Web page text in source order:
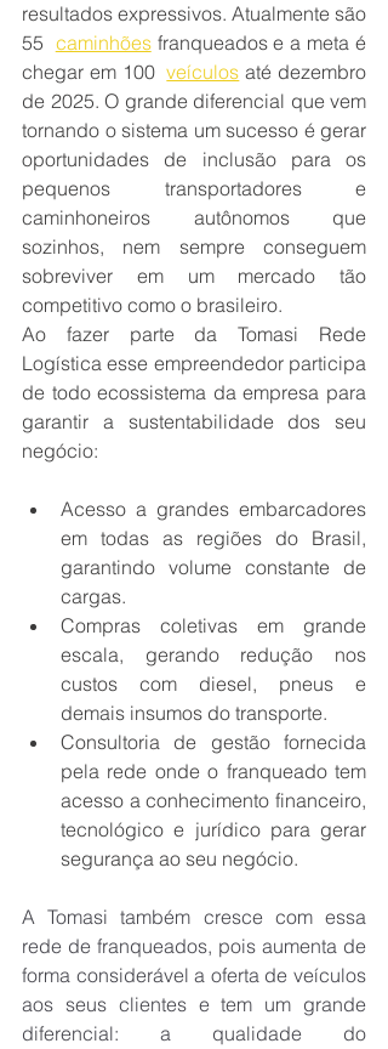
resultados expressivos. Atualmente são
55 caminhões franqueados e a meta é
chegar em 100 veículos até dezembro
de 2025. O grande diferencial que vem
tornando o sistema um sucesso é gerar
oportunidades de inclusão para os
pequenos transportadores e
caminhoneiros autônomos que
sozinhos, nem sempre conseguem
sobreviver em um mercado tão
competitivo como o brasileiro.
Ao fazer parte da Tomasi Rede
Logística esse empreendedor participa
de todo ecossistema da empresa para
garantir a sustentabilidade dos seu
negócio:
Acesso a grandes embarcadores
em todas as regiões do Brasil,
garantindo volume constante de
cargas.
Compras coletivas em grande
escala, gerando redução nos
custos com diesel, pneus e
demais insumos do transporte.
Consultoria de gestão fornecida
pela rede onde o franqueado tem
acesso a conhecimento financeiro,
tecnológico e jurídico para gerar
segurança ao seu negócio.
A Tomasi também cresce com essa
rede de franqueados, pois aumenta de
forma considerável a oferta de veículos
aos seus clientes e tem um grande
diferencial: a qualidade do